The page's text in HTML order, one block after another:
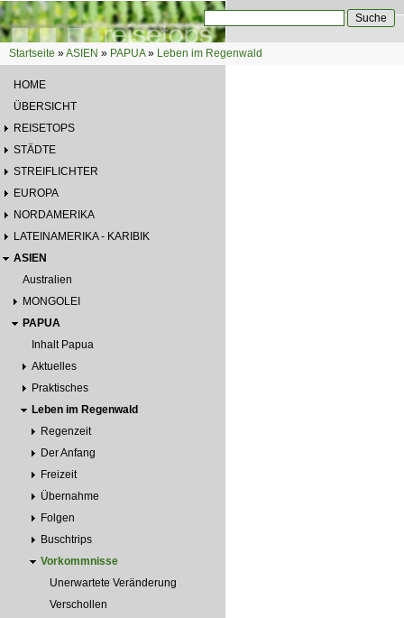
Direkt zum Inhalt
Suchformular
Sie sind hier
Startseite »ASIEN » PAPUA» Leben im Regenwald
HOME
ÜBERSICHT
REISETOPS
STÄDTE
STREIFLICHTER
EUROPA
NORDAMERIKA
LATEINAMERIKA - KARIBIK
ASIEN
Australien
MONGOLEI
PAPUA
Inhalt Papua
Aktuelles
Praktisches
Leben im Regenwald
Regenzeit
Der Anfang
Freizeit
Übernahme
Folgen
Buschtrips
Vorkommnisse
Unerwartete Veränderung
Verschollen